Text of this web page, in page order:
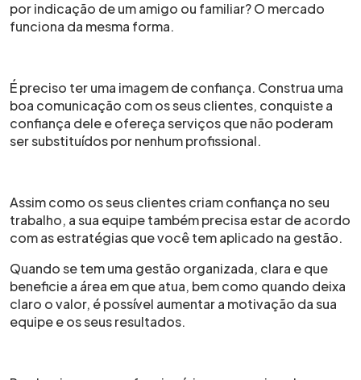
por indicação de um amigo ou familiar? O mercado
funciona da mesma forma.
É preciso ter uma imagem de confiança. Construa uma
boa comunicação com os seus clientes, conquiste a
confiança dele e ofereça serviços que não poderam
ser substituídos por nenhum profissional.
Assim como os seus clientes criam confiança no seu
trabalho, a sua equipe também precisa estar de acordo
com as estratégias que você tem aplicado na gestão.
Quando se tem uma gestão organizada, clara e que
beneficie a área em que atua, bem como quando deixa
claro o valor, é possível aumentar a motivação da sua
equipe e os seus resultados.